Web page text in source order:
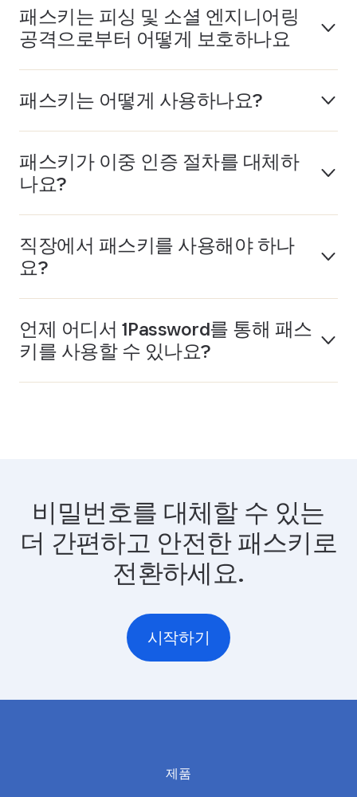
패스키는 피싱 및 소셜 엔지니어링
공격으로부터 어떻게 보호하나요
패스키는 어떻게 사용하나요?
패스키가 이중 인증 절차를 대체하
나요?
직장에서 패스키를 사용해야 하나
요?
언제 어디서 1Password를 통해 패스
키를 사용할 수 있나요?
비밀번호를 대체할 수 있는
더 간편하고 안전한 패스키로
전환하세요.
시작하기
제품